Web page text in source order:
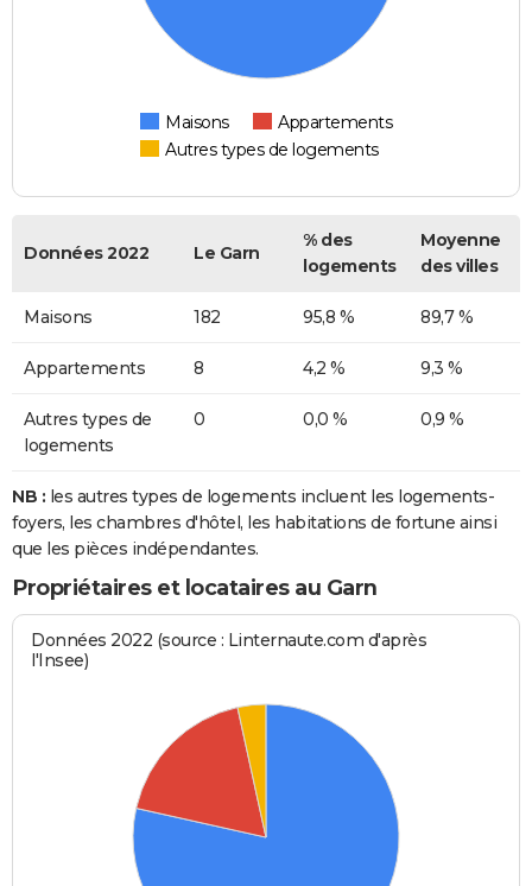
Maisons
Appartements
Autres types de logements
Données 2022 Le Garn
% des
logements
Moyenne
des villes
Maisons 182 95,8 % 89,7 %
Appartements 8 4,2 % 9,3 %
Autres types de
logements
0 0,0 % 0,9 %
NB : les autres types de logements incluent les logements-
foyers, les chambres d'hôtel, les habitations de fortune ainsi
que les pièces indépendantes.
Propriétaires et locataires au Garn
Données 2022 (source : Linternaute.com d'après
l'Insee)